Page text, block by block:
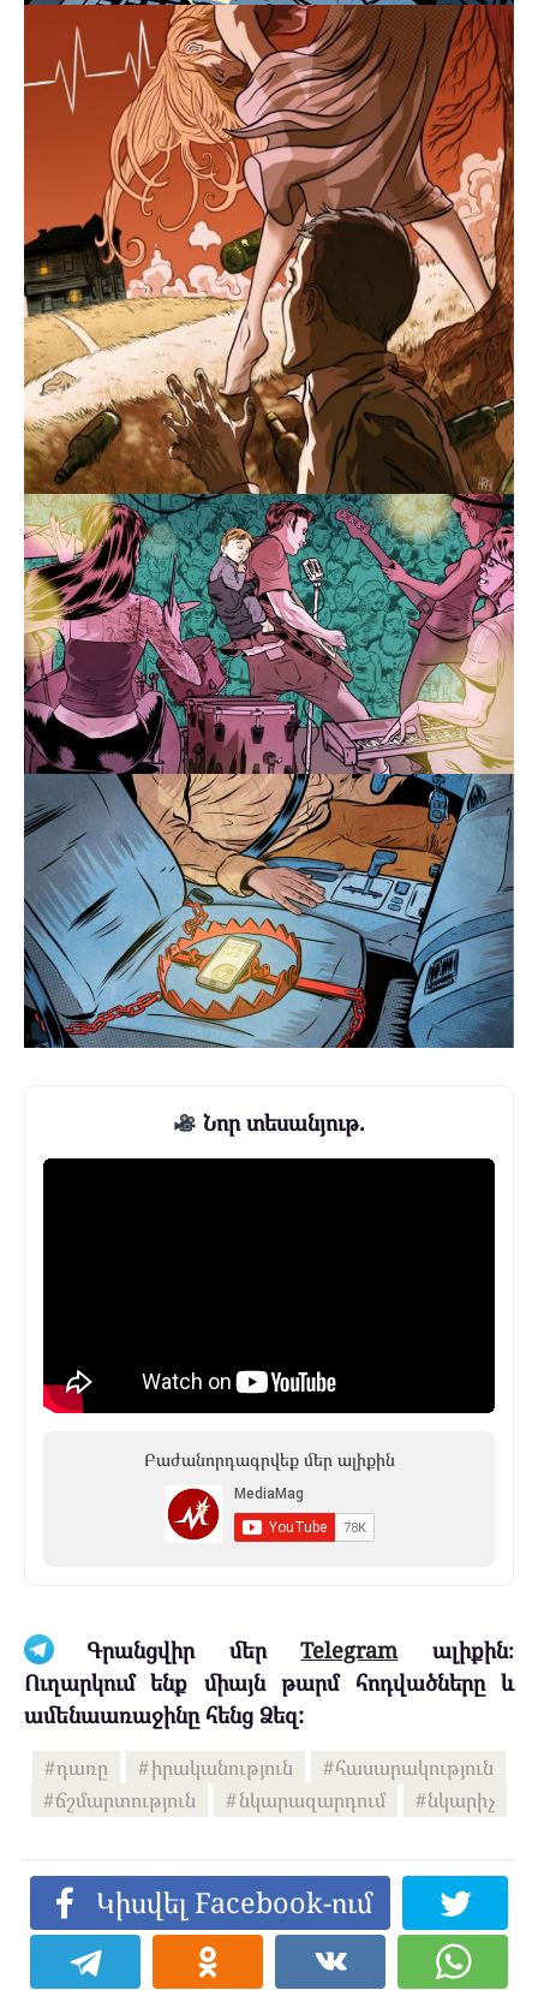
Նոր տեսանյութ.
Բաժանորդագրվեք մեր ալիքին
Գրանցվիր մերTelegramալիքին։
Ուղարկում ենք միայն թարմ հոդվածները և
ամենաառաջինը հենց Ձեզ:
դառը իրականություն
հասարակություն
ճշմարտություն
նկարազարդում նկարիչ
Կիսվել Facebook-ում